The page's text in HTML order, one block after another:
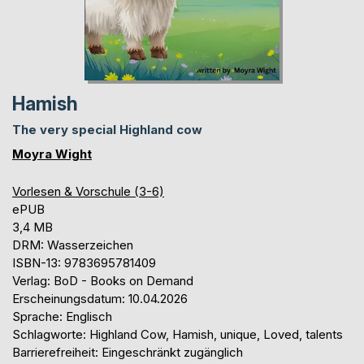
Hamish
The very special Highland cow
Moyra Wight
Vorlesen & Vorschule (3-6)
ePUB
3,4 MB
DRM: Wasserzeichen
ISBN-13: 9783695781409
Verlag: BoD - Books on Demand
Erscheinungsdatum: 10.04.2026
Sprache: Englisch
Schlagworte: Highland Cow, Hamish, unique, Loved, talents
Barrierefreiheit: Eingeschränkt zugänglich